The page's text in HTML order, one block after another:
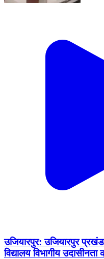
उजियारपुर: उजियारपुर प्रखंड
विद्यालय विभागीय उदासीनता